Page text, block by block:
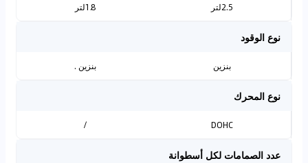
2.5لتر 1.8لتر
نوع الوقود
بنزين بنزين .
نوع المحرك
DOHC
/
عدد الصمامات لكل أسطوانة